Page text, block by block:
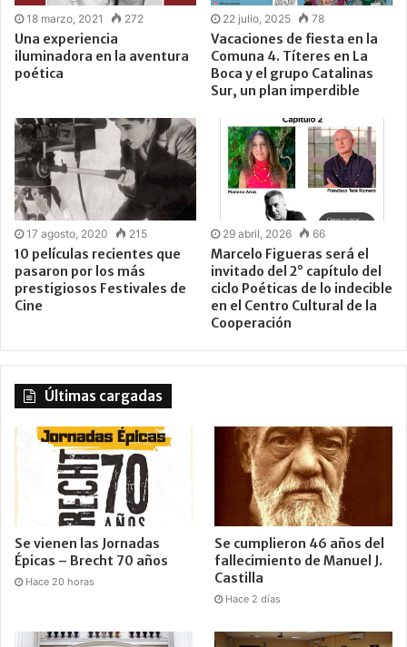
18 marzo, 2021 272
Una experiencia
iluminadora en la aventura
poética
22 julio, 2025 78
Vacaciones de fiesta en la
Comuna 4. Títeres en La
Boca y el grupo Catalinas
Sur, un plan imperdible
17 agosto, 2020 215
10 películas recientes que
pasaron por los más
prestigiosos Festivales de
Cine
29 abril, 2026 66
Marcelo Figueras será el
invitado del 2° capítulo del
ciclo Poéticas de lo indecible
en el Centro Cultural de la
Cooperación
Últimas cargadas
Se vienen las Jornadas
Épicas – Brecht 70 años
Hace 20 horas
Se cumplieron 46 años del
fallecimiento de Manuel J.
Castilla
Hace 2 días